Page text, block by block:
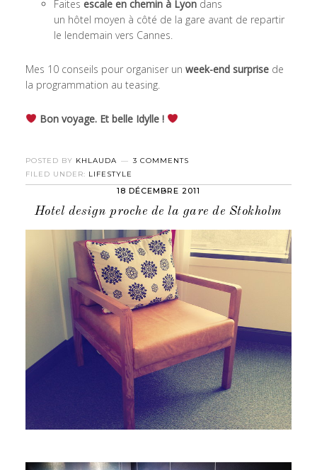
Faites escale en chemin à Lyondans
un hôtel moyen à côté de la gare avant de repartir
le lendemain vers Cannes.
Mes 10 conseils pour organiser un week-end surprise de
la programmation au teasing.
Bon voyage. Et belle Idylle !
POSTED BY KHLAUDA
3 COMMENTS
FILED UNDER: LIFESTYLE
18 DÉCEMBRE 2011
Hotel design proche de la gare de Stokholm